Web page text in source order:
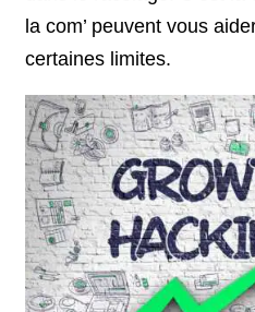
la com’ peuvent vous
certaines limites.